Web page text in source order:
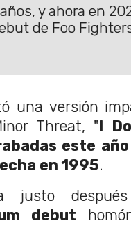
y ahora en
de Foo
una versión
Threat, "I
este
en 1995.
justo
debut